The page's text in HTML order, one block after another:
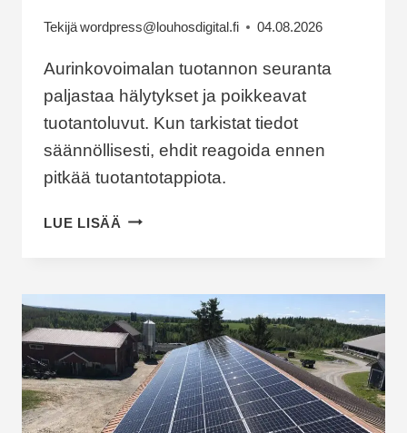
Tekijäwordpress@louhosdigital.fi 04.08.2026
Aurinkovoimalan tuotannon seuranta
paljastaa hälytykset ja poikkeavat
tuotantoluvut. Kun tarkistat tiedot
säännöllisesti, ehdit reagoida ennen
pitkää tuotantotappiota.
LUE LISÄÄ MITEN
POIKKEAMAT
HUOMATAAN
AJOISSA?